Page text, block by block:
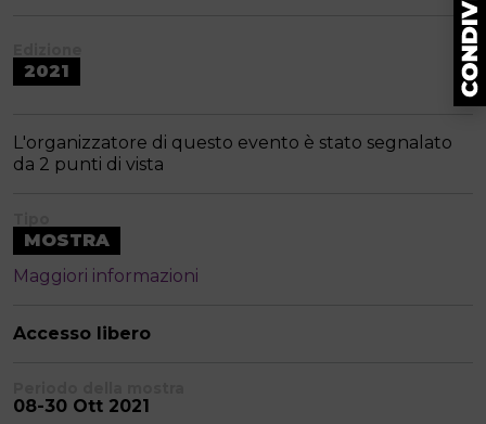
2021
L'organizzatore di questo evento è stato segnalato
da 2 punti di vista
MOSTRA
Maggiori informazioni
Accesso libero
08-30 Ott 2021